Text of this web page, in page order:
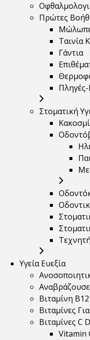
Πρώτες
Ταινία
Γάντια
Στοματική
Υγεία Ευεξία
Βιταμίνη
Βιταμίνες
Βιταμίνες C
Vitamin